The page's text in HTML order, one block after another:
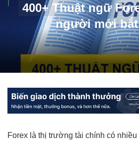
400+ Thuật ngữ
người mới
Forex là thị trường tài chính có